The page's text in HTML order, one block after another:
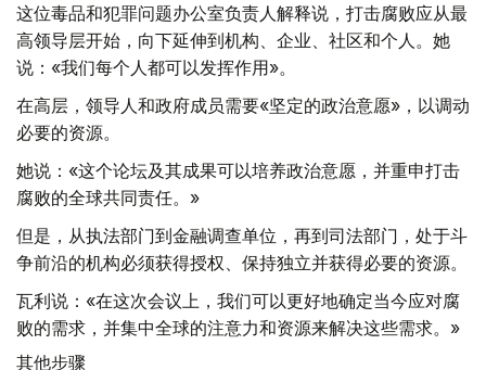
这位毒品和犯罪问题办公室负责人解释说，打击腐败应从最
高领导层开始，向下延伸到机构、企业、社区和个人。她
说：«我们每个人都可以发挥作用»。
在高层，领导人和政府成员需要«坚定的政治意愿»，以调动
必要的资源。
她说：«这个论坛及其成果可以培养政治意愿，并重申打击
腐败的全球共同责任。»
但是，从执法部门到金融调查单位，再到司法部门，处于斗
争前沿的机构必须获得授权、保持独立并获得必要的资源。
瓦利说：«在这次会议上，我们可以更好地确定当今应对腐
败的需求，并集中全球的注意力和资源来解决这些需求。»
其他步骤